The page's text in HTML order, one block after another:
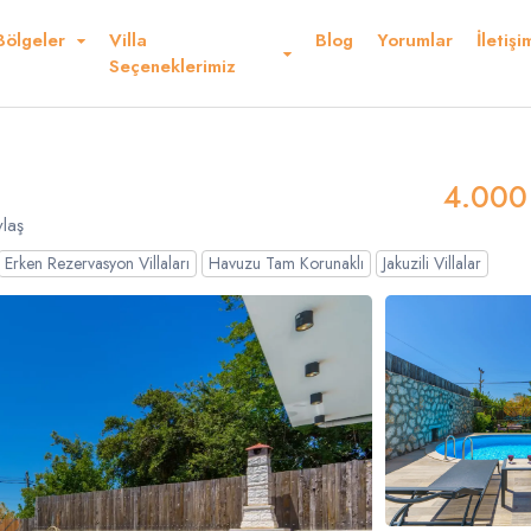
Villa
Seçeneklerimiz
Blog Yorumlar
Ederiz
4.000
Erken Rezervasyon Villaları Havuzu Tam Korunaklı Jakuzili Villalar
Kurallar ve Şartlar Konum Yorumlar
French German
- $